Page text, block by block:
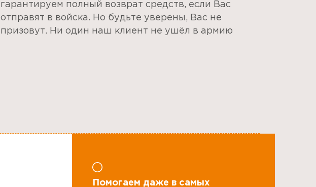
гарантируем полный возврат средств, если Вас
отправят в войска. Но будьте уверены, Вас не
призовут. Ни один наш клиент не ушёл в армию
Помогаем даже в самых